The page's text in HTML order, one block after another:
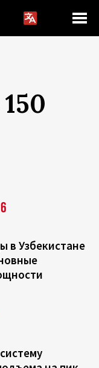
в Узбекистане